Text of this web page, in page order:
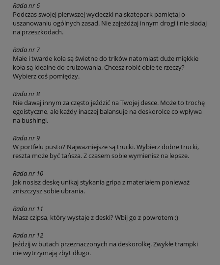
Rada nr 6
Podczas swojej pierwszej wycieczki na skatepark pamiętaj o
uszanowaniu ogólnych zasad. Nie zajeżdżaj innym drogi i nie siadaj
na przeszkodach.
Rada nr 7
Małe i twarde koła są świetne do trików natomiast duże miękkie
koła są idealne do cruizowania. Chcesz robić obie te rzeczy?
Wybierz coś pomiędzy.
Rada nr 8
Nie dawaj innym za często jeździć na Twojej desce. Może to trochę
egoistyczne, ale każdy inaczej balansuje na deskorolce co wpływa
na bushingi.
Rada nr 9
W portfelu pusto? Najważniejsze są trucki. Wybierz dobre trucki,
reszta może być tańsza. Z czasem sobie wymienisz na lepsze.
Rada nr 10
Jak nosisz deskę unikaj stykania gripa z materiałem ponieważ
zniszczysz sobie ubrania.
Rada nr 11
Masz czipsa, który wystaje z deski? Wbij go z powrotem ;)
Rada nr 12
Jeździj w butach przeznaczonych na deskorolkę. Zwykłe trampki
nie wytrzymają zbyt długo.